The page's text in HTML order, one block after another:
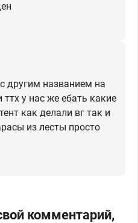
другим названием на
у нас же ебать какие
как делали вг так и
из лесты просто
комментарий,